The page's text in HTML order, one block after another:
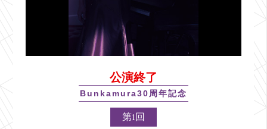
公演終了
Bunkamura30周年記念
第1回